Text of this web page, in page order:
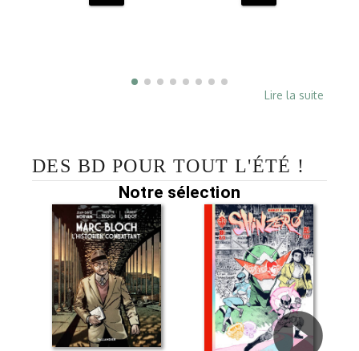
Lire la suite
DES BD POUR TOUT L'ÉTÉ !
Notre sélection